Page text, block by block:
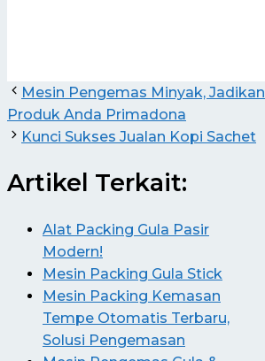
Mesin Pengemas Minyak, Jadikan
Produk Anda Primadona
Kunci Sukses Jualan Kopi Sachet
Artikel Terkait:
Alat Packing Gula Pasir
Modern!
Mesin Packing Gula Stick
Mesin Packing Kemasan
Tempe Otomatis Terbaru,
Solusi Pengemasan